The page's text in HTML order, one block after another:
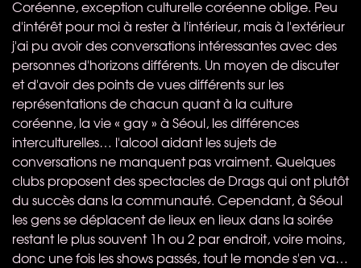
Coréenne, exception culturelle coréenne oblige. Peu
d'intérêt pour moi à rester à l'intérieur, mais à l'extérieur
j'ai pu avoir des conversations intéressantes avec des
personnes d'horizons différents. Un moyen de discuter
et d'avoir des points de vues différents sur les
représentations de chacun quant à la culture
coréenne, la vie « gay » à Séoul, les différences
interculturelles… l'alcool aidant les sujets de
conversations ne manquent pas vraiment. Quelques
clubs proposent des spectacles de Drags qui ont plutôt
du succès dans la communauté. Cependant, à Séoul
les gens se déplacent de lieux en lieux dans la soirée
restant le plus souvent 1h ou 2 par endroit, voire moins,
donc une fois les shows passés, tout le monde s'en va…